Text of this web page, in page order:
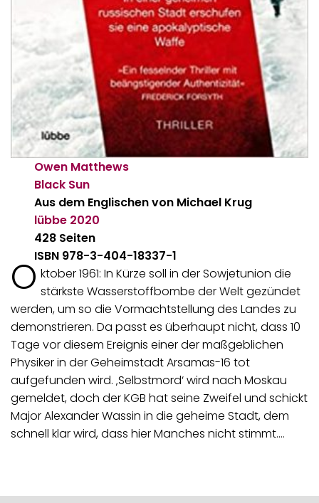
Owen Matthews
Black Sun
Aus dem Englischen von Michael Krug
lübbe 2020
428 Seiten
ISBN 978-3-404-18337-1
O ktober 1961: In Kürze soll in der Sowjetunion die
stärkste Wasserstoffbombe der Welt gezündet
werden, um so die Vormachtstellung des Landes zu
demonstrieren. Da passt es überhaupt nicht, dass 10
Tage vor diesem Ereignis einer der maßgeblichen
Physiker in der Geheimstadt Arsamas-16 tot
aufgefunden wird. ‚Selbstmord‘ wird nach Moskau
gemeldet, doch der KGB hat seine Zweifel und schickt
Major Alexander Wassin in die geheime Stadt, dem
schnell klar wird, dass hier Manches nicht stimmt.…